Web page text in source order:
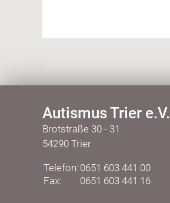
Autismus Trier e.V.
Brotstraße 30 - 31
54290 Trier
Telefon: 0651 603 441 00
Fax:
0651 603 441 16